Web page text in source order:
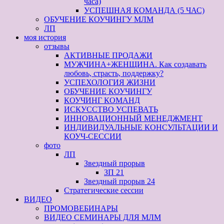
УСПЕШНАЯ КОМАНДА (5 ЧАС)
ОБУЧЕНИЕ КОУЧИНГУ МЛМ
ЛП
моя история
отзывы
АКТИВНЫЕ ПРОДАЖИ
МУЖЧИНА+ЖЕНЩИНА. Как создавать
любовь, страсть, поддержку?
УСПЕХОЛОГИЯ ЖИЗНИ
ОБУЧЕНИЕ КОУЧИНГУ
КОУЧИНГ КОМАНД
ИСКУССТВО УСПЕВАТЬ
ИННОВАЦИОННЫЙ МЕНЕДЖМЕНТ
ИНДИВИДУАЛЬНЫЕ КОНСУЛЬТАЦИИ И
КОУЧ-СЕССИИ
фото
ЛП
Звездный прорыв
ЗП 21
Звездный прорыв 24
Стратегические сессии
ВИДЕО
ПРОМОВЕБИНАРЫ
ВИДЕО СЕМИНАРЫ ДЛЯ МЛМ